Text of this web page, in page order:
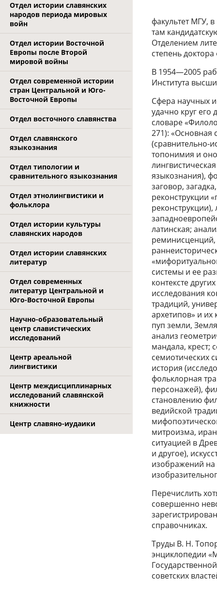
Отдел истории славянских
народов периода мировых
войн
Отдел истории Восточной
Европы после Второй
мировой войны
Отдел современной истории
стран Центральной и Юго-
Восточной Европы
Отдел восточного славянства
Отдел славянского
языкознания
Отдел типологии и
сравнительного языкознания
Отдел этнолингвистики и
фольклора
Отдел истории культуры
славянских народов
Отдел истории славянских
литератур
Отдел современных
литератур Центральной и
Юго-Восточной Европы
Научно-образовательный
центр славистических
исследований
Центр ареальной
лингвистики
Центр междисциплинарных
исследований славянской
книжности
Центр славяно-иудаики
факультет МГУ,
там
Отделением
степень
В 1954—2005
Института
Сфера научных
удачно круг его
словаре
271): «Основная
(сравнительно-
топонимия и
языкознания),
заговор,
реконструкции
реконструкции),
латинская;
реминисценций,
системы и ее
контексте
исследования
традиций,
архетипов» и
пуп земли,
анализ
мандала, крест;
семиотических
история
фольклорная
персонажей),
становлению
ведийской
митроизма,
ситуацией в
и другое),
изображений на
Перечислить
совершенно
справочниках.
Труды В. Н.
энциклопедии
советских